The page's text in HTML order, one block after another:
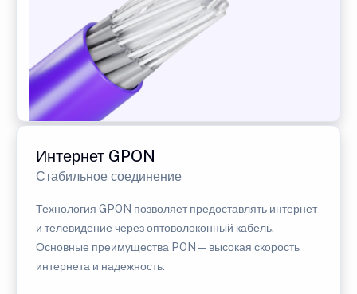
Интернет GPON
Стабильное соединение
Технология GPON позволяет предоставлять интернет
и телевидение через оптоволоконный кабель.
Основные преимущества PON — высокая скорость
интернета и надежность.